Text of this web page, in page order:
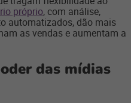
próprio, com análise,
automatizados, dão mais
as vendas e aumentam a
das mídias